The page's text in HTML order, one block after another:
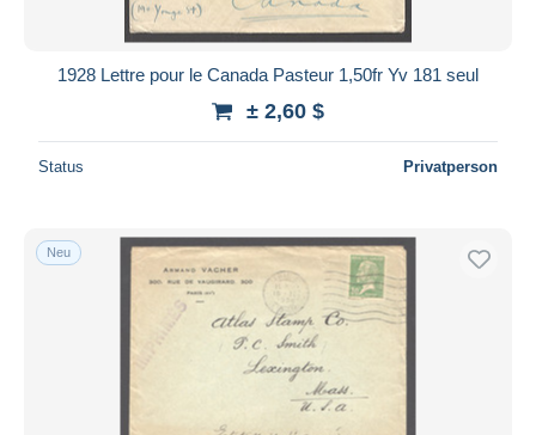
1928 Lettre pour le Canada Pasteur 1,50fr Yv 181 seul
± 2,60 $
Status Privatperson
Neu